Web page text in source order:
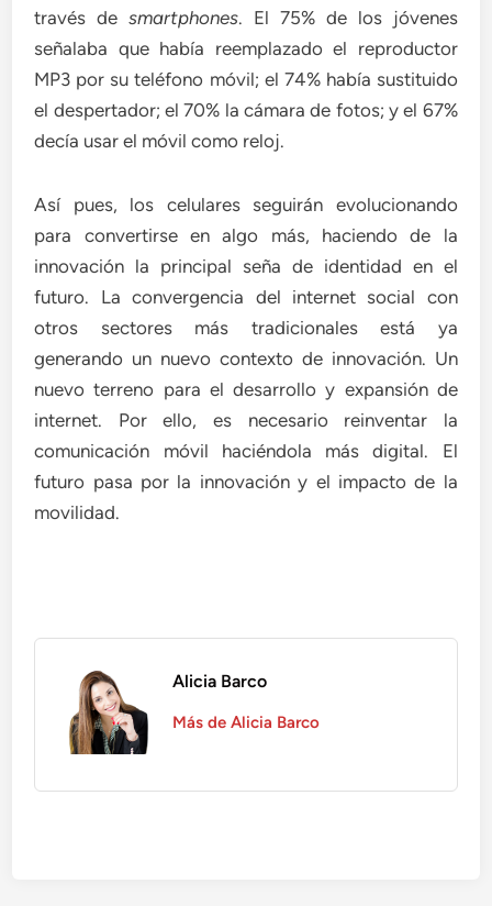
través desmartphones. El 75% de los jóvenes
señalaba que había reemplazado el reproductor
MP3 por su teléfono móvil; el 74% había sustituido
el despertador; el 70% la cámara de fotos; y el 67%
decía usar el móvil como reloj.
Así pues, los celulares seguirán evolucionando
para convertirse en algo más, haciendo de la
innovación la principal seña de identidad en el
futuro. La convergencia del internet social con
otros sectores más tradicionales está ya
generando un nuevo contexto de innovación. Un
nuevo terreno para el desarrollo y expansión de
internet. Por ello, es necesario reinventar la
comunicación móvil haciéndola más digital. El
futuro pasa por la innovación y el impacto de la
movilidad.
Alicia Barco
Más de Alicia Barco